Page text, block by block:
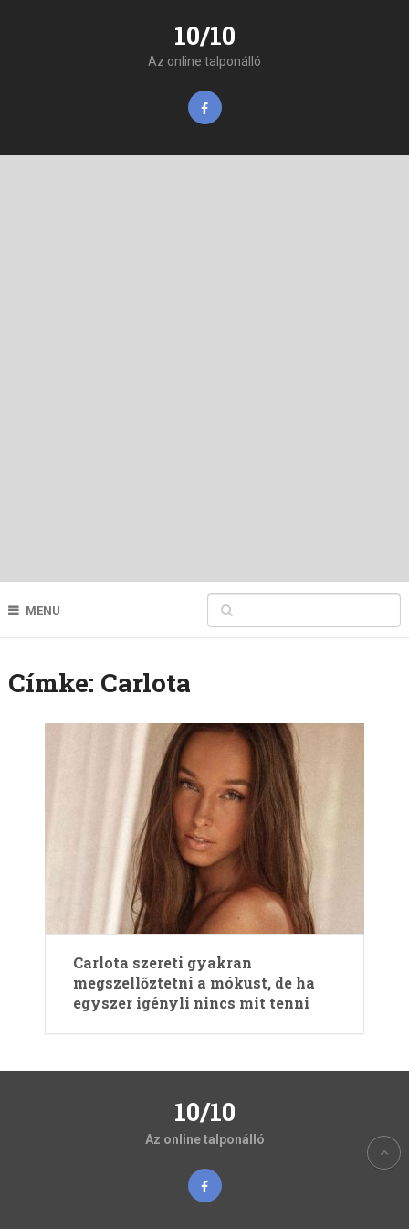
10/10
Az online talponálló
MENU
Címke: Carlota
Carlota szereti gyakran
megszellőztetni a mókust, de ha
egyszer igényli nincs mit tenni
10/10
Az online talponálló